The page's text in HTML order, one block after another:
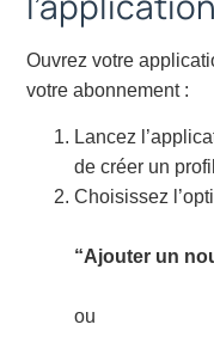
Ouvrez votre
votre abonnement :
Lancez
de créer un
Choisissez
“Ajouter un
ou